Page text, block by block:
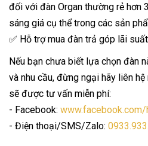
đối với đàn Organ thường rẻ hơn
sáng giá cụ thể trong các sản
✅ Hỗ trợ mua đàn trả góp lãi
Nếu bạn chưa biết lựa chọn đàn
và nhu cầu, đừng ngại hãy liên
sẽ được tư vấn miễn phí:
- Facebook: www.facebook.com/
- Điện thoại/SMS/Zalo: